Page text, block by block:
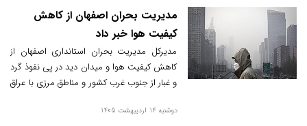
سال جاری نخستین روز آلوده خود را تجربه کرد.
مدیریت بحران اصفهان از کاهش
کیفیت هوا خبر داد
مدیرکل مدیریت بحران استانداری اصفهان از
کاهش کیفیت هوا و میدان دید در پی نفوذ گرد
و غبار از جنوب غرب کشور و مناطق مرزی با عراق
دوشنبه 14 اردیبهشت 1405